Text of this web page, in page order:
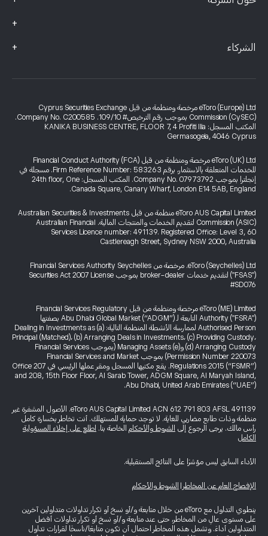
+
الشركاء +
eToro (Europe) Ltd مرخصة ومنظمة من قبل Cyprus Securities Exchange
Commission (CySEC) بموجب رقم الترخيص# 109/10. Company No. C200585.
المكتب المسجل: KANIKA BUSINESS CENTRE, FLOOR 7, 4 Profiti Ilia
Germasogeia, 4046 Cyprus
eToro (UK) Ltd مرخصة ومنظمة من قبل Financial Conduct Authority (FCA)
للخدمات المتعلقة بالاستثمار، برقم Firm Reference Number: 583263. مسجلة في
إنجلترا بموجب Company No. 07973792. المكتب المسجل: 24th floor, One
Canada Square, Canary Wharf, London E14 5AB, England.
eToro AUS Capital Limited منظمة من قبل Australian Securities & Investments
Commission (ASIC) لتقديم الخدمات والمنتجات المالية. Australian Financial
Services Licence number: 491139. Registered Office: Level 3, 60
Castlereagh Street, Sydney NSW 2000, Australia
eToro (Seychelles) Ltd. مرخصة من Financial Services Authority Seychelles
("FSAS") لتقديم خدمات broker-dealer بموجب Securities Act 2007 License
#SD076
eToro (ME) Limited مرخصة ومنظمة من قبل Financial Services Regulatory
Authority ("FSRA") التابعة لـ Abu Dhabi Global Market (“ADGM”) بصفتها
Authorised Person لممارسة الأنشطة المنظمة التالية: (a) Dealing in Investments as
Principal (Matched)، (b) Arranging Deals in Investments، (c) Providing Custody،
(d) Arranging Custody و(e) Managing Assets (بموجب Financial Services
Permission Number 220073) بموجب Financial Services and Market
Regulations 2015 (“FSMR”). يقع مكتبها المسجل ومقر عملها الرئيسي في Office 207
and 208, 15th Floor Floor, Al Sarab Tower, ADGM Square, Al Maryah Island,
Abu Dhabi, United Arab Emirates (“UAE”).
eToro AUS Capital Limited ACN 612 791 803 AFSL 491139. الأصول المشفرة غير
منظمة وذات طابع مضاربي للغاية. لا توجد حماية للمستهلك. أنت تخاطر بخسارة كامل
رأس مالك. يرجى الرجوع إلى الشروط والأحكام الخاصة بنا. اطلع على إخلاء المسؤولية
الكامل
الأداء السابق ليس مؤشرًا على النتائج المستقبلية.
الإفصاح العام عن المخاطر الشروط والأحكام
ينطوي التداول مع eToro من خلال متابعة و/أو نسخ أو تكرار تداولات متداولين آخرين
على مستوى عالٍ من المخاطر، حتى عند متابعة و/أو نسخ أو تكرار تداولات أفضل
المتداولين أداءً. وتشمل هذه المخاطر احتمال أن تكون متابعًا/ناسخًا لقرارات تداول